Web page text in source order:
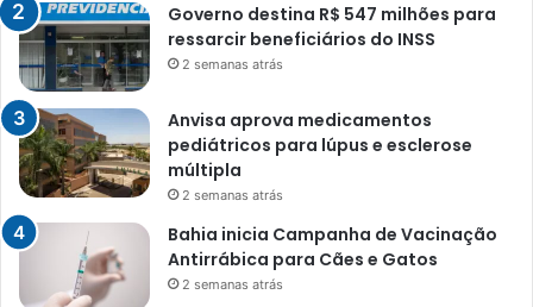
Governo destina R$ 547 milhões para
ressarcir beneficiários do INSS
2 semanas atrás
Anvisa aprova medicamentos
pediátricos para lúpus e esclerose
múltipla
2 semanas atrás
Bahia inicia Campanha de Vacinação
Antirrábica para Cães e Gatos
2 semanas atrás